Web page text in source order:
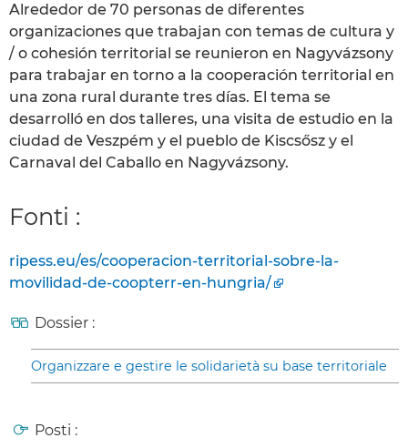
Alrededor de 70 personas de diferentes
organizaciones que trabajan con temas de cultura y
/ o cohesión territorial se reunieron en Nagyvázsony
para trabajar en torno a la cooperación territorial en
una zona rural durante tres días. El tema se
desarrolló en dos talleres, una visita de estudio en la
ciudad de Veszpém y el pueblo de Kiscsősz y el
Carnaval del Caballo en Nagyvázsony.
Fonti :
ripess.eu/es/cooperacion-territorial-sobre-la-
movilidad-de-coopterr-en-hungria/
Dossier :
Organizzare e gestire le solidarietà su base territoriale
Posti :